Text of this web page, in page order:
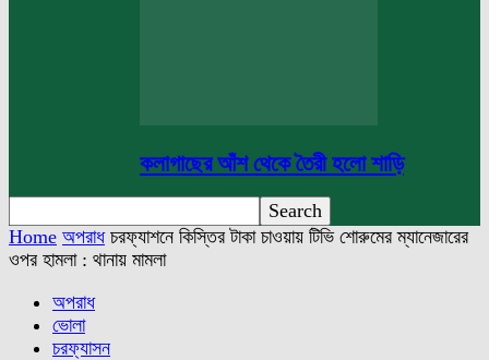
কলাগাছের আঁশ থেকে তৈরী হলো শাড়ি
Home অপরাধ চরফ্যাশনে কিস্তির টাকা চাওয়ায় টিভি শোরুমের ম্যানেজারের
ওপর হামলা : থানায় মামলা
অপরাধ
ভোলা
চরফ্যাসন